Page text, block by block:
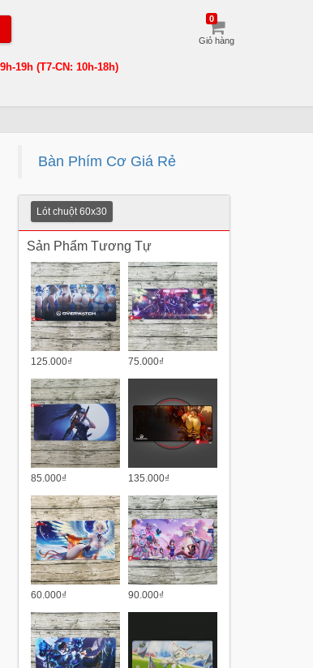
Giỏ hàng
0
19h (T7-CN: 10h-18h)
Bàn Phím Cơ Giá Rẻ
Lót chuột 60x30
Sản Phẩm Tương Tự
125.000₫ 75.000₫
85.000₫ 135.000₫
60.000₫ 90.000₫